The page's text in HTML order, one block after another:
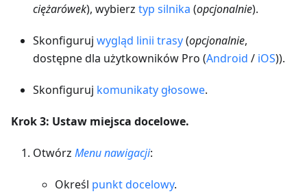
ciężarówek), wybierz typ silnika (opcjonalnie).
Skonfiguruj wygląd linii trasy(opcjonalnie,
dostępne dla użytkowników Pro (Android / iOS)).
Skonfiguruj komunikaty głosowe.
Krok 3: Ustaw miejsca docelowe.
Otwórz Menu nawigacji:
Określ punkt docelowy.